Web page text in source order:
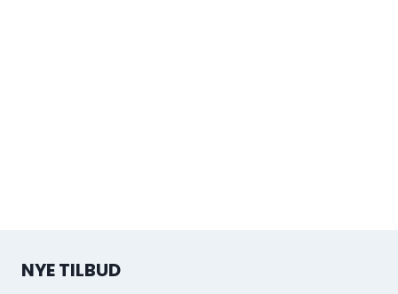
NYE TILBUD